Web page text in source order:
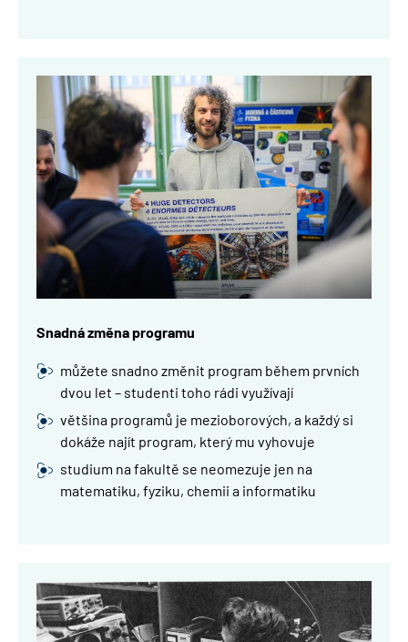
Obrázek
Snadná změna programu
můžete snadno změnit program během prvních
dvou let – studenti toho rádi využívají
většina programů je mezioborových, a každý si
dokáže najít program, který mu vyhovuje
studium na fakultě se neomezuje jen na
matematiku, fyziku, chemii a informatiku
Obrázek